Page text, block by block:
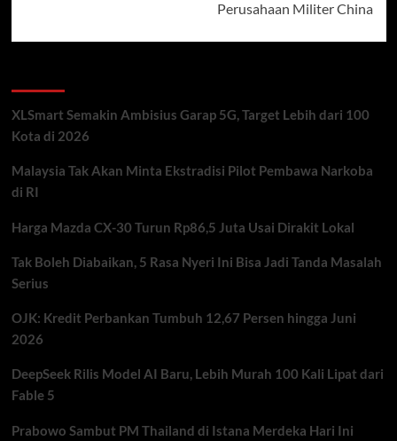
Perusahaan Militer China
XLSmart Semakin Ambisius Garap 5G, Target Lebih dari 100
Kota di 2026
Malaysia Tak Akan Minta Ekstradisi Pilot Pembawa Narkoba
di RI
Harga Mazda CX-30 Turun Rp86,5 Juta Usai Dirakit Lokal
Tak Boleh Diabaikan, 5 Rasa Nyeri Ini Bisa Jadi Tanda Masalah
Serius
OJK: Kredit Perbankan Tumbuh 12,67 Persen hingga Juni
2026
DeepSeek Rilis Model AI Baru, Lebih Murah 100 Kali Lipat dari
Fable 5
Prabowo Sambut PM Thailand di Istana Merdeka Hari Ini